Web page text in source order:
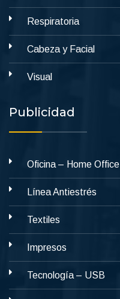
Respiratoria
Cabeza y Facial
Visual
Publicidad
Oficina – Home Office
Línea Antiestrés
Textiles
Impresos
Tecnología – USB